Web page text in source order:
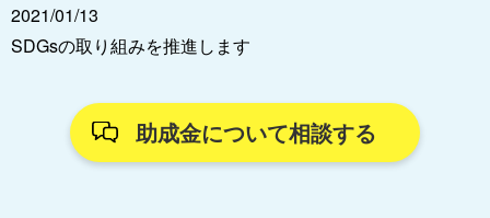
2021/01/13
SDGsの取り組みを推進します
助成金について相談する